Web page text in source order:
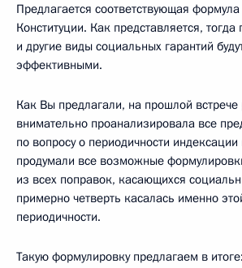
Предлагается соответствующая
Конституции. Как представляется, тогда
и другие виды социальных гарантий
эффективными.
Как Вы предлагали, на прошлой встрече
внимательно проанализировала все
по вопросу о периодичности
продумали все возможные
из всех поправок, касающихся
примерно четверть касалась именно
периодичности.
Такую формулировку предлагаем в